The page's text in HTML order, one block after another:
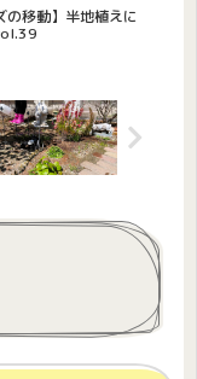
の移動】半地植えに